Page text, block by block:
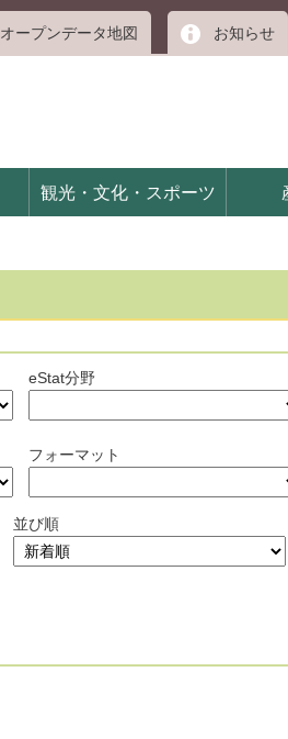
オープンデータ地図 お知らせ
観光・文化・スポーツ
eStat分野
フォーマット
並び順